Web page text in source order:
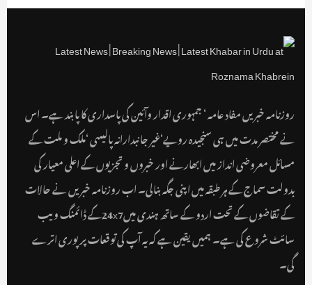
روزنامہ خبریں مفاد عامہ ‘ جمہوری اقدار وآئین کی پاسداری کا پابند ہے۔ اس
نے مختصر مدت میں ہی سنجیدہ رویے‘غیر جانبدارانہ پالیسی ‘ملک و ملت کے
مسائل معروضی انداز میں ابھارنے اور خبروں و تجزیوں کے اعلی معیار کی
بدولت سماج کے ہر طبقہ میں اپنی جگہ بنالی۔ اب روزنامہ خبریں نے حالات
کے تقاضوں کے تحت اردو کے ساتھ ہندی میں24x7کے ڈائمنگ ویب
سائٹ شروع کی ہے۔ ہمیں یقین ہے کہ یہ آپ کی توقعات پر پوری اترے
گی۔